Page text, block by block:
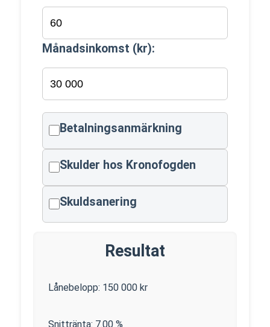
Månadsinkomst (kr):
Betalningsanmärkning
Skulder hos Kronofogden
Skuldsanering
Resultat
Lånebelopp: 150 000 kr
Snittränta: 7.00 %